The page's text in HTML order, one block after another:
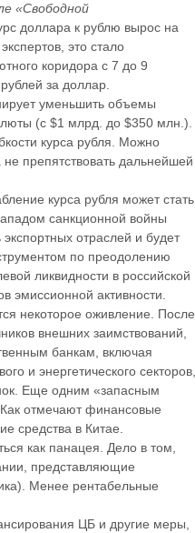
«Свободной
доллара к рублю вырос на
это стало
коридора с 7 до 9
за доллар.
уменьшить объемы
(с $1 млрд. до $350 млн.).
курса рубля. Можно
не препятствовать дальнейшей
курса рубля может стать
санкционной войны
отраслей и будет
по преодолению
ликвидности в российской
эмиссионной активности.
некоторое оживление. После
внешних заимствований,
банкам, включая
и энергетического секторов,
Еще одним «запасным
отмечают финансовые
средства в Китае.
как панацея. Дело в том,
представляющие
Менее рентабельные
ЦБ и другие меры,